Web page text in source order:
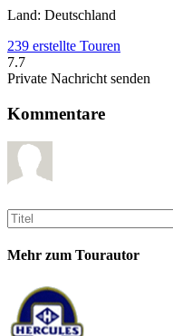
Land: Deutschland
239 erstellte Touren
7.7
Private Nachricht senden
Kommentare
Mehr zum Tourautor